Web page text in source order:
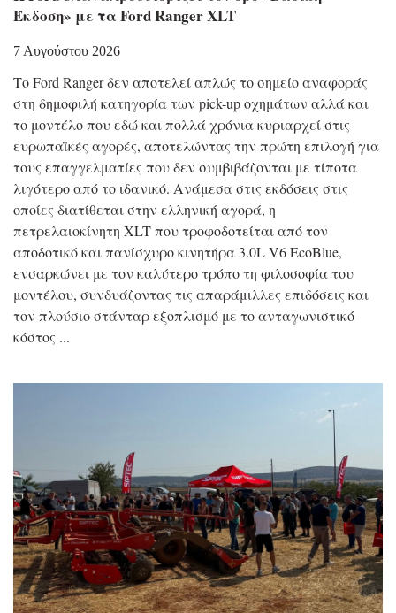
Έκδοση» με τα Ford Ranger XLT
7 Αυγούστου 2026
Το Ford Ranger δεν αποτελεί απλώς το σημείο αναφοράς
στη δημοφιλή κατηγορία των pick-up οχημάτων αλλά και
το μοντέλο που εδώ και πολλά χρόνια κυριαρχεί στις
ευρωπαϊκές αγορές, αποτελώντας την πρώτη επιλογή για
τους επαγγελματίες που δεν συμβιβάζονται με τίποτα
λιγότερο από το ιδανικό. Ανάμεσα στις εκδόσεις στις
οποίες διατίθεται στην ελληνική αγορά, η
πετρελαιοκίνητη XLT που τροφοδοτείται από τον
αποδοτικό και πανίσχυρο κινητήρα 3.0L V6 EcoBlue,
ενσαρκώνει με τον καλύτερο τρόπο τη φιλοσοφία του
μοντέλου, συνδυάζοντας τις απαράμιλλες επιδόσεις και
τον πλούσιο στάνταρ εξοπλισμό με το ανταγωνιστικό
κόστος